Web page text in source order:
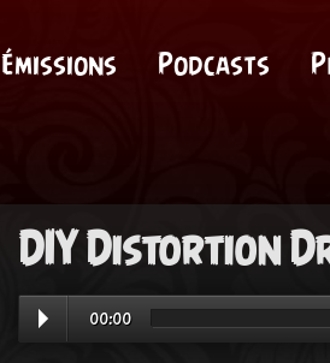
Émissions Podcasts
DIY Distortion
00:00